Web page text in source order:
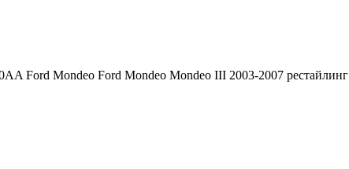
Ford Mondeo Ford Mondeo Mondeo III 2003-2007 рестайлинг